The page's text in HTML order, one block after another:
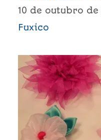
10 de outubro de
Fuxico